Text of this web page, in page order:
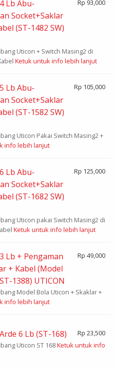
Lb Abu-
Socket+Saklar
(ST-1482 SW)
Rp 93,000
Uticon + Switch Masing2 di
Ketuk untuk info lebih lanjut
Lb Abu-
Socket+Saklar
(ST-1582 SW)
Rp 105,000
Uticon Pakai Switch Masing2 +
info lebih lanjut
Lb Abu-
Socket+Saklar
(ST-1682 SW)
Rp 125,000
Uticon pakai Switch Masing2 di
Ketuk untuk info lebih lanjut
Lb + Pengaman
+ Kabel (Model
1388) UTICON
Rp 49,000
Model Bola Uticon + Skaklar +
info lebih lanjut
6 Lb (ST-168)
Rp 23,500
Uticon ST 168Ketuk untuk info